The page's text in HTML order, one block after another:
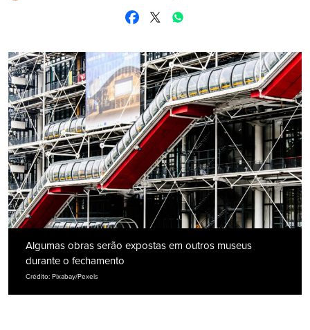
Algumas obras serão expostas em outros museus
durante o fechamento
Crédito: Pixabay/Pexels